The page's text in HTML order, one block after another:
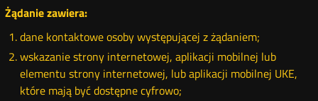
Żądanie zawiera:
dane kontaktowe osoby występującej z żądaniem;
wskazanie strony internetowej, aplikacji mobilnej lub
elementu strony internetowej, lub aplikacji mobilnej UKE,
które mają być dostępne cyfrowo;